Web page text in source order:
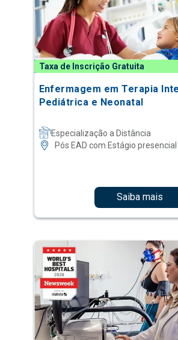
Taxa de Inscrição Gratuita
Enfermagem em Terapia
Pediátrica e Neonatal
Especialização a Distância
Pós EAD com Estágio presencial
Saiba mais